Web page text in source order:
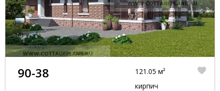
90-38
121.05 м²
кирпич